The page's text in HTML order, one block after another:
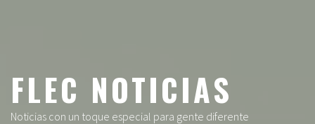
FLEC NOTICIAS
Noticias con un toque especial para gente diferente